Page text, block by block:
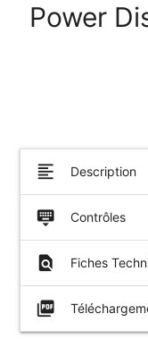
Power
format_align_left Description
keyboard_hide Contrôles
find_in_page Fiches
picture_as_pdf